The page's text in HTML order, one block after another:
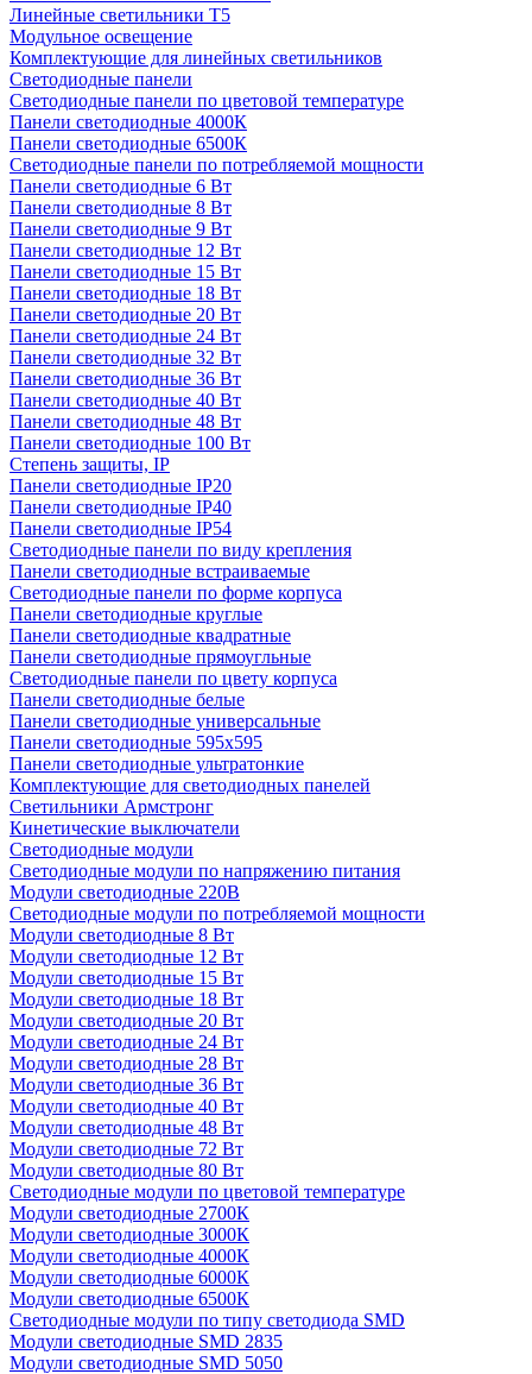
Линейные светильники Т5
Модульное освещение
Комплектующие для линейных светильников
Светодиодные панели
Светодиодные панели по цветовой температуре
Панели светодиодные 4000К
Панели светодиодные 6500К
Светодиодные панели по потребляемой мощности
Панели светодиодные 6 Вт
Панели светодиодные 8 Вт
Панели светодиодные 9 Вт
Панели светодиодные 12 Вт
Панели светодиодные 15 Вт
Панели светодиодные 18 Вт
Панели светодиодные 20 Вт
Панели светодиодные 24 Вт
Панели светодиодные 32 Вт
Панели светодиодные 36 Вт
Панели светодиодные 40 Вт
Панели светодиодные 48 Вт
Панели светодиодные 100 Вт
Степень защиты, IP
Панели светодиодные IP20
Панели светодиодные IP40
Панели светодиодные IP54
Светодиодные панели по виду крепления
Панели светодиодные встраиваемые
Светодиодные панели по форме корпуса
Панели светодиодные круглые
Панели светодиодные квадратные
Панели светодиодные прямоугльные
Светодиодные панели по цвету корпуса
Панели светодиодные белые
Панели светодиодные универсальные
Панели светодиодные 595х595
Панели светодиодные ультратонкие
Комплектующие для светодиодных панелей
Светильники Армстронг
Кинетические выключатели
Светодиодные модули
Светодиодные модули по напряжению питания
Модули светодиодные 220В
Светодиодные модули по потребляемой мощности
Модули светодиодные 8 Вт
Модули светодиодные 12 Вт
Модули светодиодные 15 Вт
Модули светодиодные 18 Вт
Модули светодиодные 20 Вт
Модули светодиодные 24 Вт
Модули светодиодные 28 Вт
Модули светодиодные 36 Вт
Модули светодиодные 40 Вт
Модули светодиодные 48 Вт
Модули светодиодные 72 Вт
Модули светодиодные 80 Вт
Светодиодные модули по цветовой температуре
Модули светодиодные 2700К
Модули светодиодные 3000К
Модули светодиодные 4000К
Модули светодиодные 6000К
Модули светодиодные 6500К
Светодиодные модули по типу светодиода SMD
Модули светодиодные SMD 2835
Модули светодиодные SMD 5050